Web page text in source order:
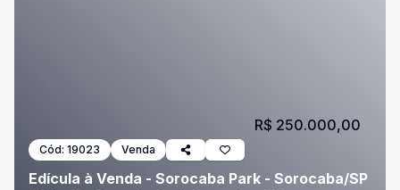
Cód: 19023 Venda
Edícula à Venda - Sorocaba Park - Sorocaba/SP
R$ 250.000,00